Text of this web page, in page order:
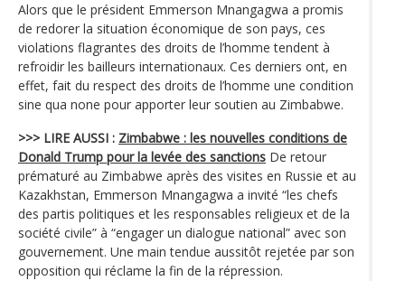
Alors que le président Emmerson Mnangagwa a promis
de redorer la situation économique de son pays, ces
violations flagrantes des droits de l’homme tendent à
refroidir les bailleurs internationaux. Ces derniers ont, en
effet, fait du respect des droits de l’homme une condition
sine qua none pour apporter leur soutien au Zimbabwe.
>>> LIRE AUSSI : Zimbabwe : les nouvelles conditions de
Donald Trump pour la levée des sanctions De retour
prématuré au Zimbabwe après des visites en Russie et au
Kazakhstan, Emmerson Mnangagwa a invité “les chefs
des partis politiques et les responsables religieux et de la
société civile” à “engager un dialogue national” avec son
gouvernement. Une main tendue aussitôt rejetée par son
opposition qui réclame la fin de la répression.